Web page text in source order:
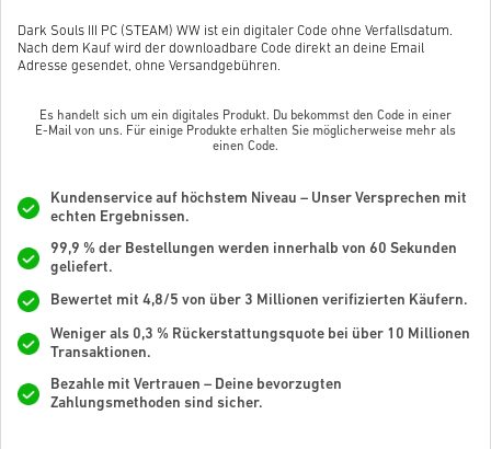
Dark Souls III PC (STEAM) WW ist ein digitaler Code ohne Verfallsdatum.
Nach dem Kauf wird der downloadbare Code direkt an deine Email
Adresse gesendet, ohne Versandgebühren.
Es handelt sich um ein digitales Produkt. Du bekommst den Code in einer
E-Mail von uns. Für einige Produkte erhalten Sie möglicherweise mehr als
einen Code.
Kundenservice auf höchstem Niveau – Unser Versprechen mit
echten Ergebnissen.
99,9 % der Bestellungen werden innerhalb von 60 Sekunden
geliefert.
Bewertet mit 4,8/5 von über 3 Millionen verifizierten Käufern.
Weniger als 0,3 % Rückerstattungsquote bei über 10 Millionen
Transaktionen.
Bezahle mit Vertrauen – Deine bevorzugten
Zahlungsmethoden sind sicher.